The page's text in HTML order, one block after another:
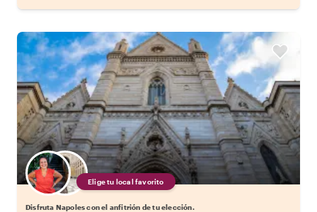
Elige tu local favorito
Disfruta Napoles con el anfitrión de tu elección.